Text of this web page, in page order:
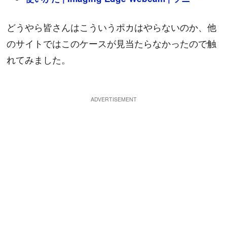
どうやら皆さんはこういうポカはやらないのか、他
のサイトではこのケースが見当たらなかったので触
れてみました。